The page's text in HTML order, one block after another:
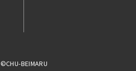
©CHU-BEIMARU